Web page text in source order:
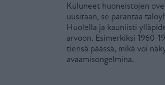
Kuluneet huoneistojen
uusitaan, se parantaa
Huolella ja kauniisti
arvoon. Esimerkiksi 1960-
tiensä päässä, mikä voi
avaamisongelmina.